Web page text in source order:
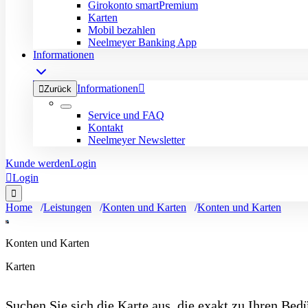
Girokonto smartPremium
Karten
Mobil bezahlen
Neelmeyer Banking App
Informationen
Zurück Informationen
Service und FAQ
Kontakt
Neelmeyer Newsletter
Kunde werdenLogin
Login

Home Leistungen Konten und Karten Konten und Karten
Konten und Karten
Karten
Suchen Sie sich die Karte aus, die exakt zu Ihren